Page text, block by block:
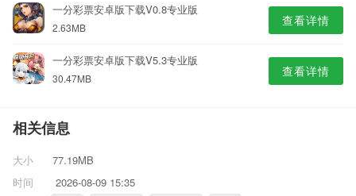
一分彩票安卓版下载V0.8专业版
2.63MB 查看详情
一分彩票安卓版下载V5.3专业版
30.47MB 查看详情
相关信息
大小
77.19MB
时间
2026-08-09 15:35